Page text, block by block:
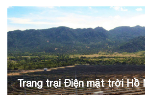
Trang trại Điện mặt trời Hồ